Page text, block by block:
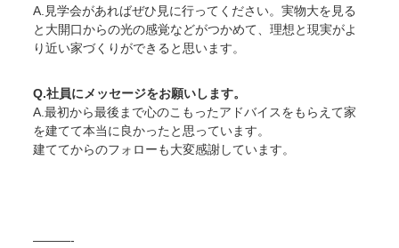
A.見学会があればぜひ見に行ってください。実物大を見る
と大開口からの光の感覚などがつかめて、理想と現実がよ
り近い家づくりができると思います。
Q.社員にメッセージをお願いします。
A.最初から最後まで心のこもったアドバイスをもらえて家
を建てて本当に良かったと思っています。
建ててからのフォローも大変感謝しています。
———-